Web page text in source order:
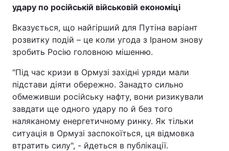
удару по російській військовій економіці
Вказується, що найгірший для Путіна варіант
розвитку подій – це коли угода з Іраном знову
зробить Росію головною мішенню.
"Під час кризи в Ормузі західні уряди мали
підстави діяти обережно. Занадто сильно
обмеживши російську нафту, вони ризикували
завдати ще одного удару по й без того
наляканому енергетичному ринку. Як тільки
ситуація в Ормузі заспокоїться, ця відмовка
втратить силу", - йдеться в публікації.